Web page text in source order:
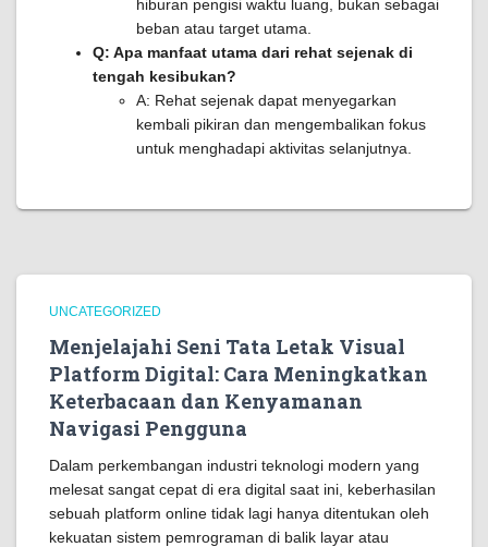
hiburan pengisi waktu luang, bukan sebagai
beban atau target utama.
Q: Apa manfaat utama dari rehat sejenak di
tengah kesibukan?
A: Rehat sejenak dapat menyegarkan
kembali pikiran dan mengembalikan fokus
untuk menghadapi aktivitas selanjutnya.
UNCATEGORIZED
Menjelajahi Seni Tata Letak Visual
Platform Digital: Cara Meningkatkan
Keterbacaan dan Kenyamanan
Navigasi Pengguna
Dalam perkembangan industri teknologi modern yang
melesat sangat cepat di era digital saat ini, keberhasilan
sebuah platform online tidak lagi hanya ditentukan oleh
kekuatan sistem pemrograman di balik layar atau